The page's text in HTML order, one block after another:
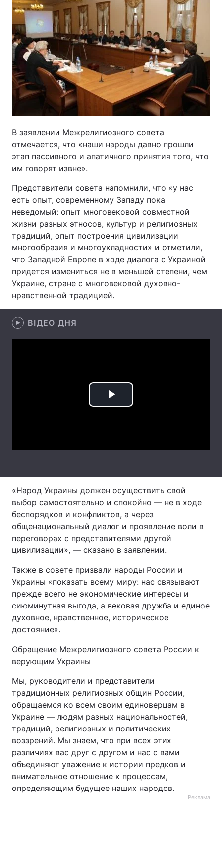
Головна Війна
Україна Політика
Економіка Світ
Спорт Наука
Техно і зв'язок Лайт
Зброя Інциденти
Здоров'я Туризм
Цікавинки Погода
Лонгріди
Відео з Youtube Статті
Інтерв'ю Думки
Архів Вакансії
Контакти
Послуги
В заявлении Межрелигиозного совета
отмечается, что «наши народы давно прошли
этап пассивного и апатичного принятия того, что
им говорят извне».
Представители совета напомнили, что «у нас
есть опыт, современному Западу пока
неведомый: опыт многовековой совместной
жизни разных этносов, культур и религиозных
традиций, опыт построения цивилизации
многообразия и многоукладности» и отметили,
что Западной Европе в ходе диалога с Украиной
придется измениться не в меньшей степени, чем
Украине, стране с многовековой духовно-
нравственной традицией.
ВІДЕО ДНЯ
Play
«Народ Украины должен осуществить свой
выбор самостоятельно и спокойно — не в ходе
беспорядков и конфликтов, а через
общенациональный диалог и проявление воли в
переговорах с представителями другой
цивилизации», — сказано в заявлении.
Также в совете призвали народы России и
Украины «показать всему миру: нас связывают
прежде всего не экономические интересы и
сиюминутная выгода, а вековая дружба и единое
духовное, нравственное, историческое
достояние».
Обращение Межрелигиозного совета России к
верующим Украины
Мы, руководители и представители
традиционных религиозных общин России,
обращаемся ко всем своим единоверцам в
Украине — людям разных национальностей,
традиций, религиозных и политических
воззрений. Мы знаем, что при всех этих
различиях вас друг с другом и нас с вами
объединяют уважение к истории предков и
внимательное отношение к процессам,
определяющим будущее наших народов.
Реклама